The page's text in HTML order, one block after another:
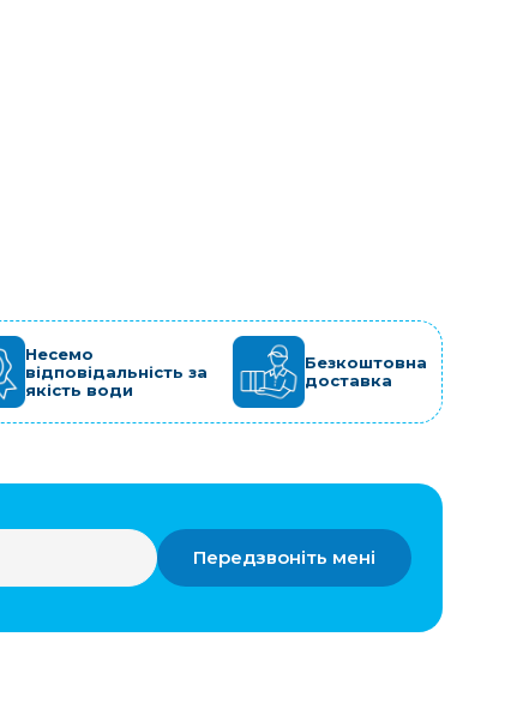
Несемо
відповідальність за
якість води
Безкоштовна
доставка
Передзвоніть мені